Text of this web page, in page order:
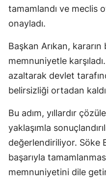
tamamlandı ve meclis
onayladı.
Başkan Arıkan, kararın
memnuniyetle
azaltarak devlet
belirsizliği ortadan
Bu adım, yıllardır
yaklaşımla
değerlendiriliyor. Söke
başarıyla
memnuniyetini dile